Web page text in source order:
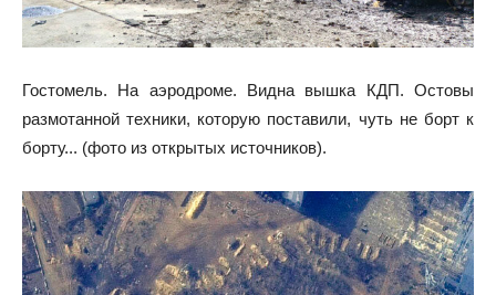
Гостомель. На аэродроме. Видна вышка КДП. Остовы
размотанной техники, которую поставили, чуть не борт к
борту... (фото из открытых источников).